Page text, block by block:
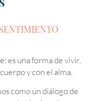
es una forma de vivir,
y con el alma.
como un diálogo de